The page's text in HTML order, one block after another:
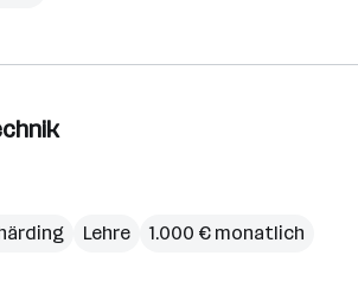
Lehre 1.000 € monatlich